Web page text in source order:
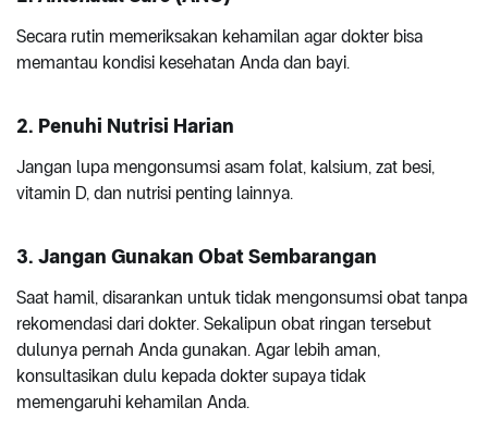
Secara rutin memeriksakan kehamilan agar dokter bisa
memantau kondisi kesehatan Anda dan bayi.
2. Penuhi Nutrisi Harian
Jangan lupa mengonsumsi asam folat, kalsium, zat besi,
vitamin D, dan nutrisi penting lainnya.
3. Jangan Gunakan Obat Sembarangan
Saat hamil, disarankan untuk tidak mengonsumsi obat tanpa
rekomendasi dari dokter. Sekalipun obat ringan tersebut
dulunya pernah Anda gunakan. Agar lebih aman,
konsultasikan dulu kepada dokter supaya tidak
memengaruhi kehamilan Anda.